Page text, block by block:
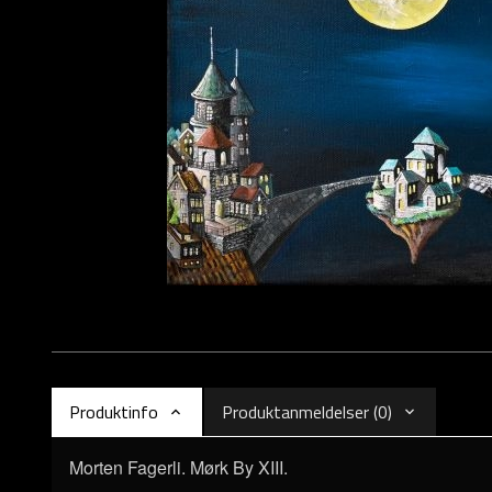
Produktinfo Produktanmeldelser (0)
Morten Fagerli. Mørk By XIII.